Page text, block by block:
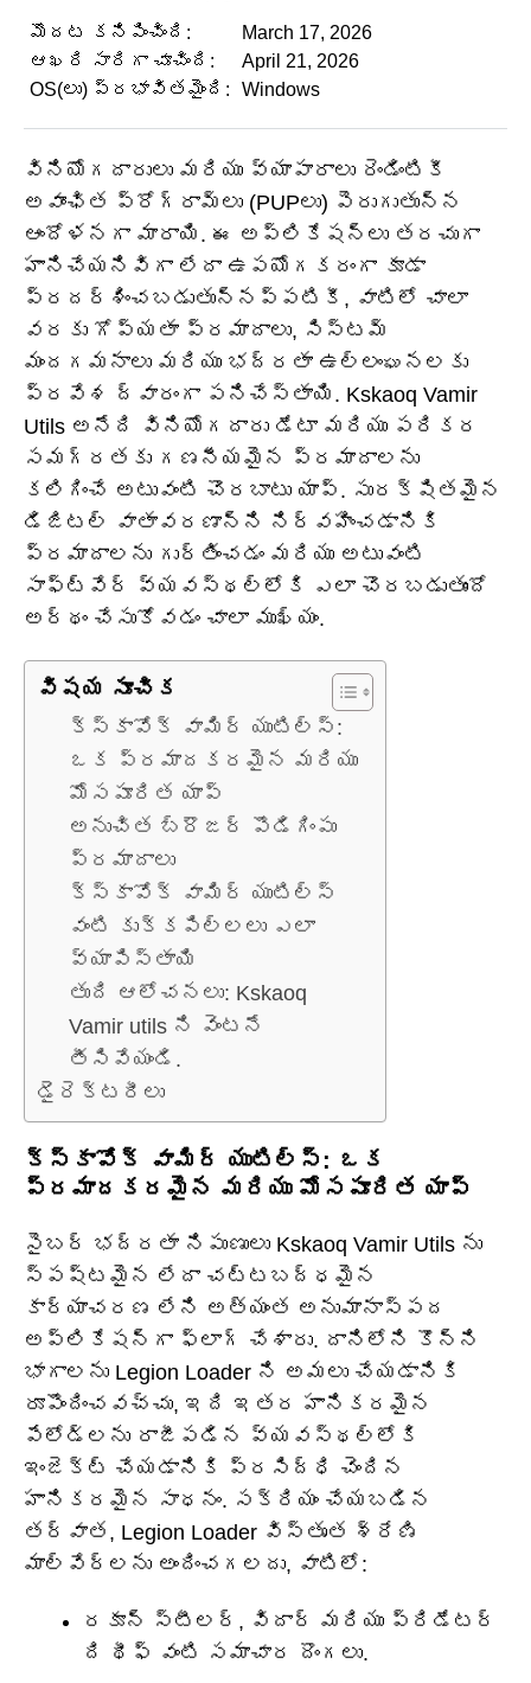
మొదట కనిపించింది:
March 17, 2026
ఆఖరి సారిగా చూచింది:
April 21, 2026
OS(లు) ప్రభావితమైంది:
Windows
వినియోగదారులు మరియు వ్యాపారాలు రెండింటికీ
అవాంఛిత ప్రోగ్రామ్‌లు (PUPలు) పెరుగుతున్న
ఆందోళనగా మారాయి. ఈ అప్లికేషన్‌లు తరచుగా
హానిచేయనివిగా లేదా ఉపయోగకరంగా కూడా
ప్రదర్శించబడుతున్నప్పటికీ, వాటిలో చాలా
వరకు గోప్యతా ప్రమాదాలు, సిస్టమ్
మందగమనాలు మరియు భద్రతా ఉల్లంఘనలకు
ప్రవేశ ద్వారంగా పనిచేస్తాయి. Kskaoq Vamir
Utils అనేది వినియోగదారు డేటా మరియు పరికర
సమగ్రతకు గణనీయమైన ప్రమాదాలను
కలిగించే అటువంటి చొరబాటు యాప్. సురక్షితమైన
డిజిటల్ వాతావరణాన్ని నిర్వహించడానికి
ప్రమాదాలను గుర్తించడం మరియు అటువంటి
సాఫ్ట్‌వేర్ వ్యవస్థల్లోకి ఎలా చొరబడుతుందో
అర్థం చేసుకోవడం చాలా ముఖ్యం.
విషయ సూచిక
క్స్కావోక్ వామిర్ యుటిల్స్:
ఒక ప్రమాదకరమైన మరియు
మోసపూరిత యాప్
అనుచిత బ్రౌజర్ పొడిగింపు
ప్రమాదాలు
క్స్కావోక్ వామిర్ యుటిల్స్
వంటి కుక్కపిల్లలు ఎలా
వ్యాపిస్తాయి
తుది ఆలోచనలు: Kskaoq
Vamir utils ని వెంటనే
తీసివేయండి.
డైరెక్టరీలు
క్స్కావోక్ వామిర్ యుటిల్స్: ఒక
ప్రమాదకరమైన మరియు మోసపూరిత యాప్
సైబర్ భద్రతా నిపుణులు Kskaoq Vamir Utils ను
స్పష్టమైన లేదా చట్టబద్ధమైన
కార్యాచరణ లేని అత్యంత అనుమానాస్పద
అప్లికేషన్‌గా ఫ్లాగ్ చేశారు. దానిలోని కొన్ని
భాగాలను Legion Loader ని అమలు చేయడానికి
రూపొందించవచ్చు, ఇది ఇతర హానికరమైన
పేలోడ్‌లను రాజీపడిన వ్యవస్థల్లోకి
ఇంజెక్ట్ చేయడానికి ప్రసిద్ధి చెందిన
హానికరమైన సాధనం. సక్రియం చేయబడిన
తర్వాత, Legion Loader విస్తృత శ్రేణి
మాల్వేర్‌లను అందించగలదు, వాటిలో:
రకూన్ స్టీలర్, విదార్ మరియు ప్రిడేటర్
ది థీఫ్ వంటి సమాచార దొంగలు.